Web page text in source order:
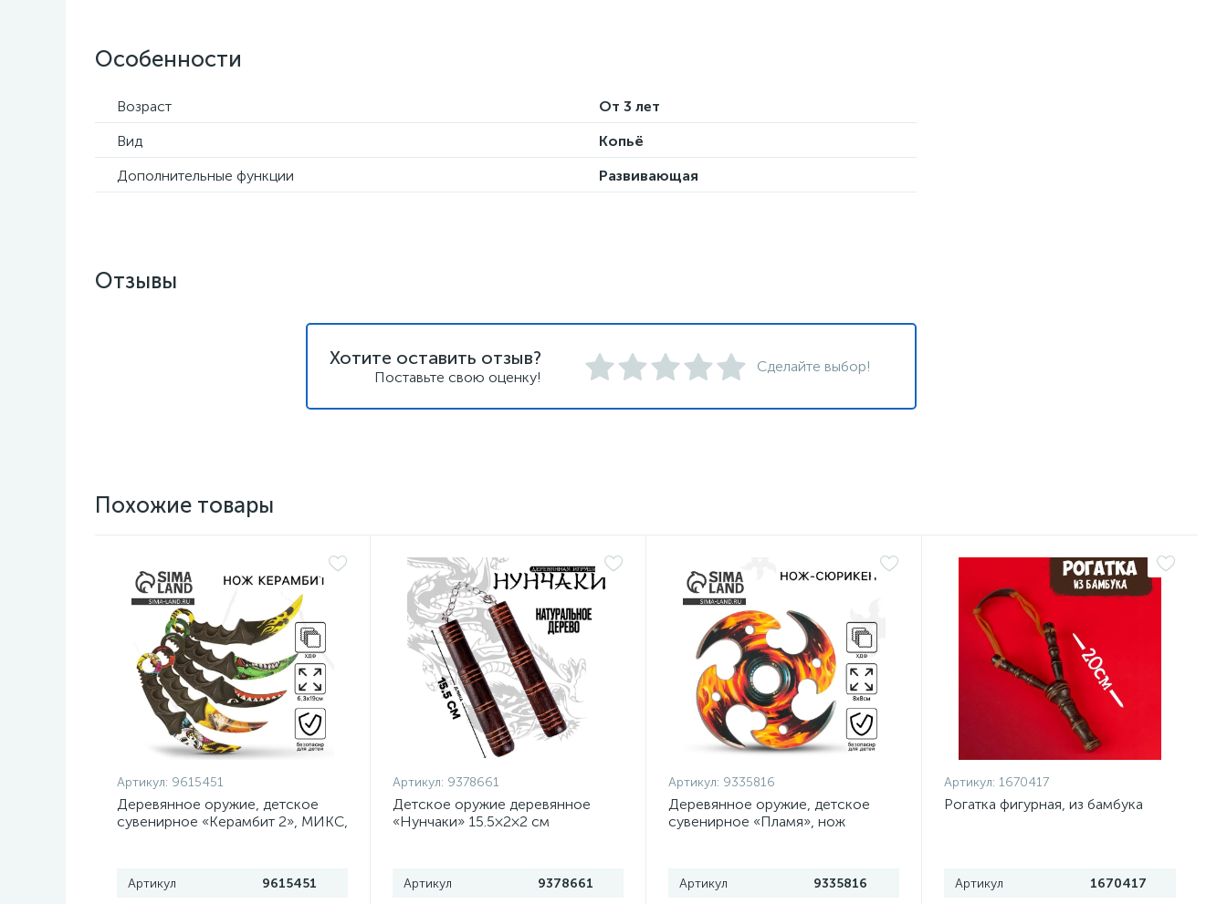
Особенности
Возраст
От 3 лет
Вид
Копьё
Дополнительные функции
Развивающая
Отзывы
Хотите оставить отзыв?
Поставьте свою оценку!
Сделайте выбор!
Похожие товары
Артикул: 9615451
Деревянное оружие, детское
сувенирное «Керамбит 2», МИКС,
Артикул
9615451
Артикул: 9378661
Детское оружие деревянное
«Нунчаки» 15.5×2×2 см
Артикул
9378661
Артикул: 9335816
Деревянное оружие, детское
сувенирное «Пламя», нож
Артикул
9335816
Артикул: 1670417
Рогатка фигурная, из бамбука
Артикул
1670417